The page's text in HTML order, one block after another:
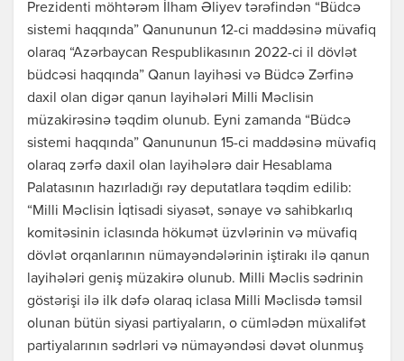
Prezidenti möhtərəm İlham Əliyev tərəfindən “Büdcə
sistemi haqqında” Qanununun 12-ci maddəsinə müvafiq
olaraq “Azərbaycan Respublikasının 2022-ci il dövlət
büdcəsi haqqında” Qanun layihəsi və Büdcə Zərfinə
daxil olan digər qanun layihələri Milli Məclisin
müzakirəsinə təqdim olunub. Eyni zamanda “Büdcə
sistemi haqqında” Qanununun 15-ci maddəsinə müvafiq
olaraq zərfə daxil olan layihələrə dair Hesablama
Palatasının hazırladığı rəy deputatlara təqdim edilib:
“Milli Məclisin İqtisadi siyasət, sənaye və sahibkarlıq
komitəsinin iclasında hökumət üzvlərinin və müvafiq
dövlət orqanlarının nümayəndələrinin iştirakı ilə qanun
layihələri geniş müzakirə olunub. Milli Məclis sədrinin
göstərişi ilə ilk dəfə olaraq iclasa Milli Məclisdə təmsil
olunan bütün siyasi partiyaların, o cümlədən müxalifət
partiyalarının sədrləri və nümayəndəsi dəvət olunmuş